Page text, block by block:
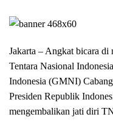
Jakarta – Angkat bicara
Tentara Nasional
Indonesia (GMNI) Cabang
Presiden Republik
mengembalikan jati diri